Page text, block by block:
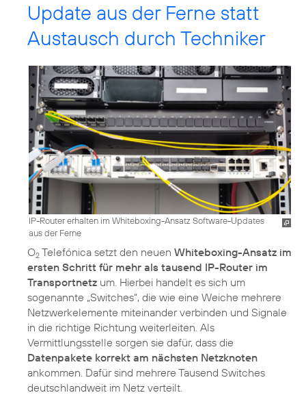
Update aus der Ferne statt
Austausch durch Techniker
IP-Router erhalten im Whiteboxing-Ansatz Software-Updates
aus der Ferne
O2 Telefónica setzt den neuen Whiteboxing-Ansatz im
ersten Schritt für mehr als tausend IP-Router im
Transportnetz um. Hierbei handelt es sich um
sogenannte „Switches“, die wie eine Weiche mehrere
Netzwerkelemente miteinander verbinden und Signale
in die richtige Richtung weiterleiten. Als
Vermittlungsstelle sorgen sie dafür, dass die
Datenpakete korrekt am nächsten Netzknoten
ankommen. Dafür sind mehrere Tausend Switches
deutschlandweit im Netz verteilt.